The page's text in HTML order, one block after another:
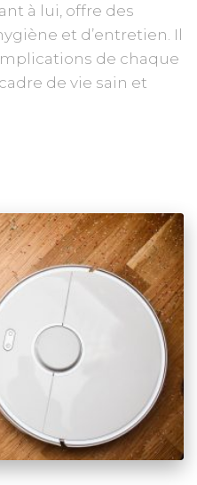
à lui, offre des
et d’entretien. Il
de chaque
de vie sain et